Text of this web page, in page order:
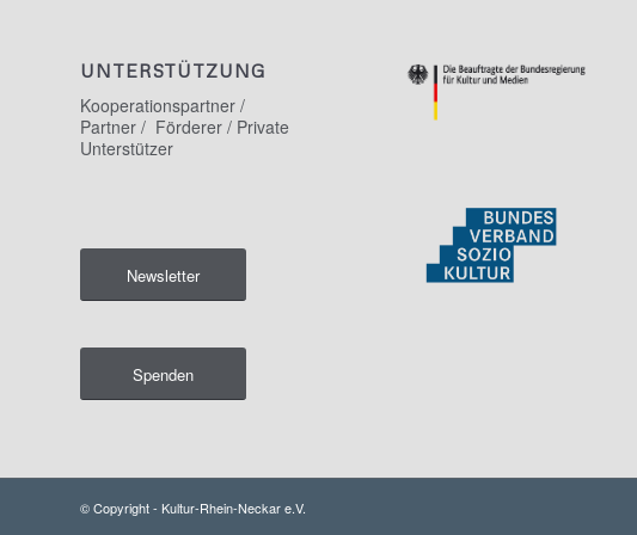
UNTERSTÜTZUNG
Kooperationspartner /
Partner / Förderer / Private
Unterstützer
Newsletter
Spenden
© Copyright - Kultur-Rhein-Neckar e.V.